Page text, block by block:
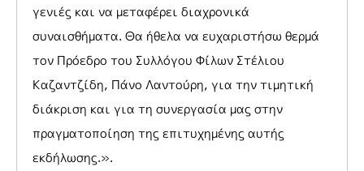
γενιές και να μεταφέρει διαχρονικά
συναισθήματα. Θα ήθελα να ευχαριστήσω θερμά
τον Πρόεδρο του Συλλόγου Φίλων Στέλιου
Καζαντζίδη, Πάνο Λαντούρη, για την τιμητική
διάκριση και για τη συνεργασία μας στην
πραγματοποίηση της επιτυχημένης αυτής
εκδήλωσης.».